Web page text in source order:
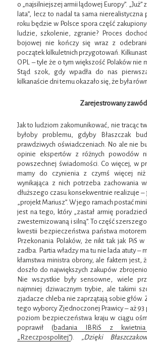
o „najsilniejszej armii lądowej Europy”. „Już”
lata”, lecz to nadal ta sama nierealistyczna
roku będzie w Polsce spora część
ludzie, szkolenie, zgranie? Proces
bojowej nie kończy się wraz z
początek kilkuletnich przygotowań.
OPL – tyle że o tym większość Polaków nie
Stąd szok, gdy wpadła do nas
kilkanaście dni temu okazało się, że była
Zarejestrowany zawód
Jak to ludziom zakomunikować, nie tracąc
byłoby problemu, gdyby Błaszczak
prawdziwych oświadczeniach. No ale nie
opinie ekspertów z różnych powodów
powszechnej świadomości. Co więcej, w
mamy do czynienia z czymś więcej
wynikająca z nich potrzeba zachowania
dłuższego czasu konsekwentnie realizuje
„projekt Mariusz”. W jego ramach postać
jest na tego, który „zastał armię
zwesternizowaną i silną”. To część
kwestii bezpieczeństwa państwa
Przekonania Polaków, że nikt tak jak PiS
zadba. Partia władzy ma tu nie lada atuty –
kłamstwa ministra obrony, ale faktem jest,
doszło do największych zakupów
Nie wszystkie były sensowne, wiele
najmniej dziwacznym trybie, ale takimi
zjadacze chleba nie zaprzątają sobie głów.
tego wyborcy Zjednoczonej Prawicy – aż 93
poziom bezpieczeństwa kraju w ciągu
poprawił (badania IBRiS z
„Rzeczpospolitej”). „Dzięki